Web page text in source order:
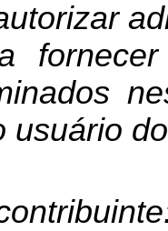
usuário